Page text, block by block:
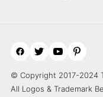
© Copyright 2017-2024
All Logos & Trademark